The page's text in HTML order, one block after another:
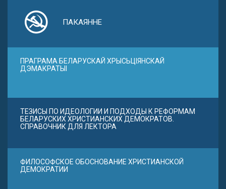
ПАКАЯННЕ
ПРАГРАМА БЕЛАРУСКАЙ ХРЫСЬЦІЯНСКАЙ
ДЭМАКРАТЫІ
ТЕЗИСЫ ПО ИДЕОЛОГИИ И ПОДХОДЫ К РЕФОРМАМ
БЕЛАРУСКИХ ХРИСТИАНСКИХ ДЕМОКРАТОВ.
СПРАВОЧНИК ДЛЯ ЛЕКТОРА
ФИЛОСОФСКОЕ ОБОСНОВАНИЕ ХРИСТИАНСКОЙ
ДЕМОКРАТИИ